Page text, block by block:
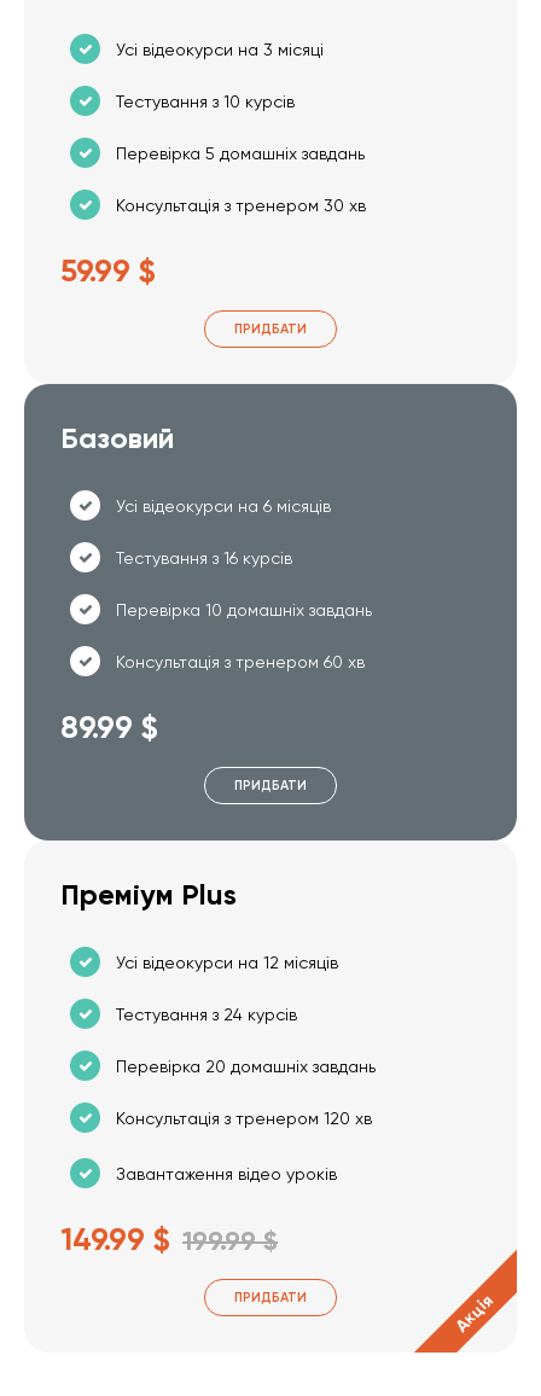
Усі відеокурси на 3 місяці
Тестування з 10 курсів
Перевірка 5 домашніх завдань
Консультація з тренером 30 хв
59.99 $
ПРИДБАТИ
Базовий
Усі відеокурси на 6 місяців
Тестування з 16 курсів
Перевірка 10 домашніх завдань
Консультація з тренером 60 хв
89.99 $
ПРИДБАТИ
Преміум Plus
Усі відеокурси на 12 місяців
Тестування з 24 курсів
Перевірка 20 домашніх завдань
Консультація з тренером 120 хв
Завантаження відео уроків
149.99 $ 199.99 $
ПРИДБАТИ Акція